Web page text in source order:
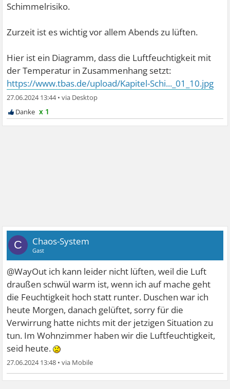
Schimmelrisiko.
Zurzeit ist es wichtig vor allem Abends zu lüften.
Hier ist ein Diagramm, dass die Luftfeuchtigkeit mit
der Temperatur in Zusammenhang setzt:
https://www.tbas.de/upload/Kapitel-Schi..._01_10.jpg
27.06.2024 13:44•
x 1
C Chaos-System
Gast
@WayOut ich kann leider nicht lüften, weil die Luft
draußen schwül warm ist, wenn ich auf mache geht
die Feuchtigkeit hoch statt runter. Duschen war ich
heute Morgen, danach gelüftet, sorry für die
Verwirrung hatte nichts mit der jetzigen Situation zu
tun. Im Wohnzimmer haben wir die Luftfeuchtigkeit,
seid heute.
27.06.2024 13:48 •